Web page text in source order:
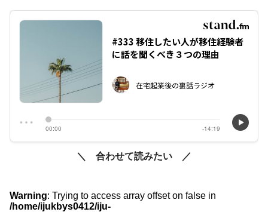
＼ 合わせて読みたい ／